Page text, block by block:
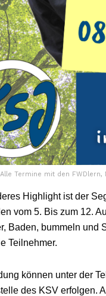
Termine mit den
Highlight ist der
vom 5. Bis zum 12.
Baden, bummeln und
Teilnehmer.
können unter der
des KSV erfolgen.